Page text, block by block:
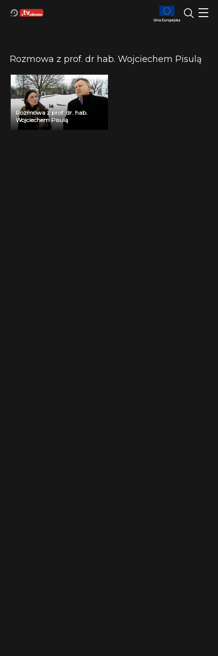
Rozmowa z prof. dr hab. Wojciechem Pisulą
Rozmowa z prof. dr. hab.
Wojciechem Pisulą